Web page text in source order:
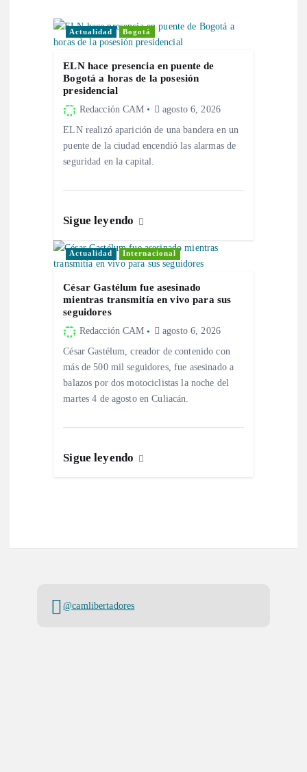
Actualidad Bogotá
ELN hace presencia en puente de
Bogotá a horas de la posesión
presidencial
Redacción CAM agosto 6, 2026
ELN realizó aparición de una bandera en un
puente de la ciudad encendió las alarmas de
seguridad en la capital.
Sigue leyendo
Actualidad Internacional
César Gastélum fue asesinado
mientras transmitía en vivo para sus
seguidores
Redacción CAM agosto 6, 2026
César Gastélum, creador de contenido con
más de 500 mil seguidores, fue asesinado a
balazos por dos motociclistas la noche del
martes 4 de agosto en Culiacán.
Sigue leyendo
@camlibertadores